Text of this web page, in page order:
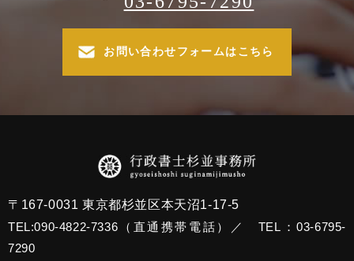
お問い合わせフォームはこちら
〒167-0031 東京都杉並区本天沼1-17-5
TEL:090-4822-7336（直通携帯電話）／ TEL：03-6795-
7290